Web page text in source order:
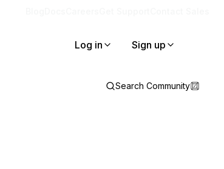
Log in Sign up
Search Community